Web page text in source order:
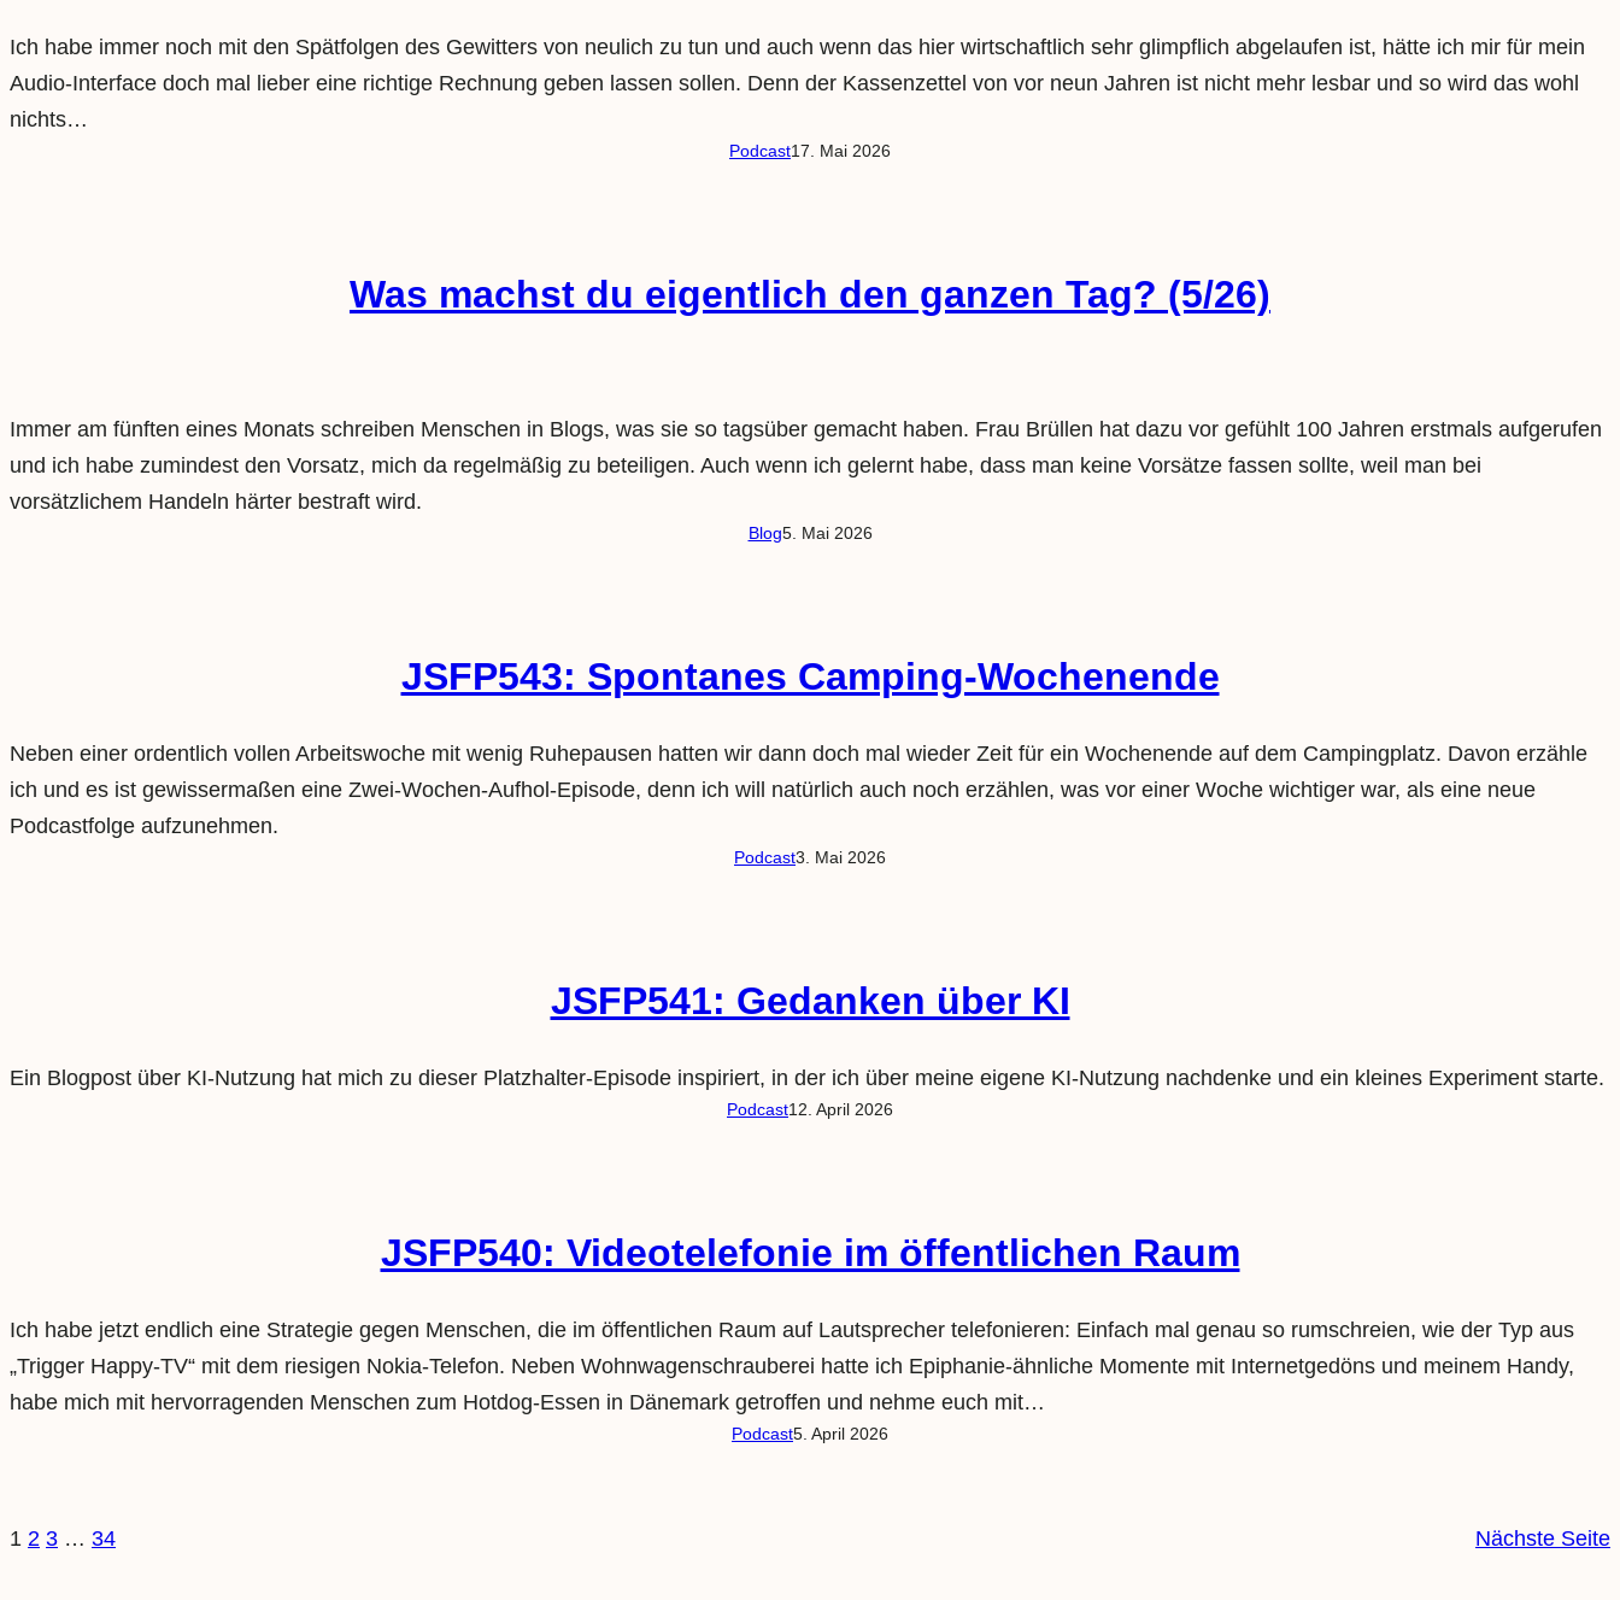
Ich habe immer noch mit den Spätfolgen des Gewitters von neulich zu tun und auch wenn das hier wirtschaftlich sehr glimpflich abgelaufen ist, hätte ich mir für mein
Audio-Interface doch mal lieber eine richtige Rechnung geben lassen sollen. Denn der Kassenzettel von vor neun Jahren ist nicht mehr lesbar und so wird das wohl
nichts…
Podcast17. Mai 2026
Was machst du eigentlich den ganzen Tag? (5/26)
Immer am fünften eines Monats schreiben Menschen in Blogs, was sie so tagsüber gemacht haben. Frau Brüllen hat dazu vor gefühlt 100 Jahren erstmals aufgerufen
und ich habe zumindest den Vorsatz, mich da regelmäßig zu beteiligen. Auch wenn ich gelernt habe, dass man keine Vorsätze fassen sollte, weil man bei
vorsätzlichem Handeln härter bestraft wird.
Blog5. Mai 2026
JSFP543: Spontanes Camping-Wochenende
Neben einer ordentlich vollen Arbeitswoche mit wenig Ruhepausen hatten wir dann doch mal wieder Zeit für ein Wochenende auf dem Campingplatz. Davon erzähle
ich und es ist gewissermaßen eine Zwei-Wochen-Aufhol-Episode, denn ich will natürlich auch noch erzählen, was vor einer Woche wichtiger war, als eine neue
Podcastfolge aufzunehmen.
Podcast3. Mai 2026
JSFP541: Gedanken über KI
Ein Blogpost über KI-Nutzung hat mich zu dieser Platzhalter-Episode inspiriert, in der ich über meine eigene KI-Nutzung nachdenke und ein kleines Experiment starte.
Podcast12. April 2026
JSFP540: Videotelefonie im öffentlichen Raum
Ich habe jetzt endlich eine Strategie gegen Menschen, die im öffentlichen Raum auf Lautsprecher telefonieren: Einfach mal genau so rumschreien, wie der Typ aus
„Trigger Happy-TV“ mit dem riesigen Nokia-Telefon. Neben Wohnwagenschrauberei hatte ich Epiphanie-ähnliche Momente mit Internetgedöns und meinem Handy,
habe mich mit hervorragenden Menschen zum Hotdog-Essen in Dänemark getroffen und nehme euch mit…
Podcast5. April 2026
1 2 3 … 34 Nächste Seite